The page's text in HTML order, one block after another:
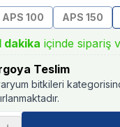
APS 100 APS 150
dakika içinde sipariş
Teslim
bitkileri